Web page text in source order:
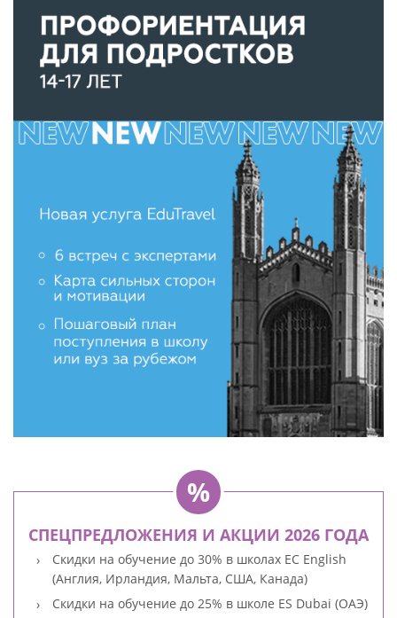
СПЕЦПРЕДЛОЖЕНИЯ И АКЦИИ 2026 ГОДА
Скидки на обучение до 30% в школах EC English
(Англия, Ирландия, Мальта, США, Канада)
Скидки на обучение до 25% в школе ES Dubai (ОАЭ)